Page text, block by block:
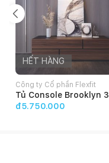
HẾT HÀNG
Công ty Cổ phần Flexfit
Tủ Console Brooklyn 3
đ5.750.000